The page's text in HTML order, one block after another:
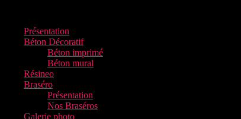
Présentation
Béton Décoratif
Béton imprimé
Béton mural
Résineo
Braséro
Présentation
Nos Braséros
Galerie photo